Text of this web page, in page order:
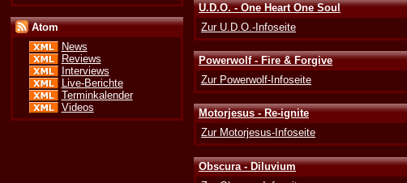
Atom
News
Reviews
Interviews
Live-Berichte
Terminkalender
Videos
U.D.O. - One Heart One Soul
Zur U.D.O.-Infoseite
Powerwolf - Fire & Forgive
Zur Powerwolf-Infoseite
Motorjesus - Re-ignite
Zur Motorjesus-Infoseite
Obscura - Diluvium